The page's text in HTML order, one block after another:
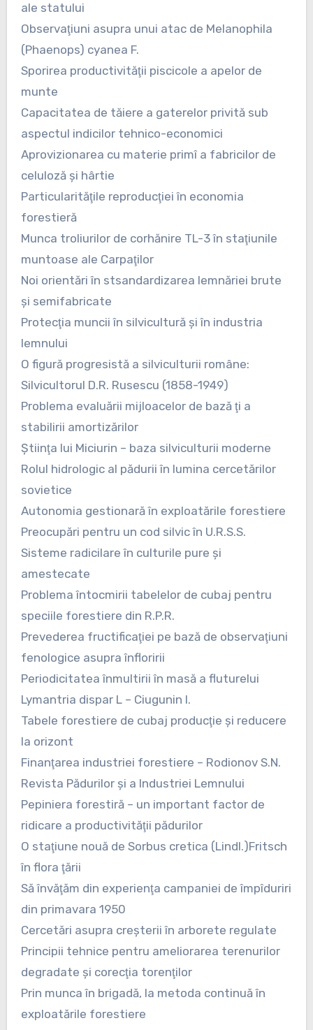
ale statului
Observaţiuni asupra unui atac de Melanophila
(Phaenops) cyanea F.
Sporirea productivităţii piscicole a apelor de
munte
Capacitatea de tăiere a gaterelor privită sub
aspectul indicilor tehnico-economici
Aprovizionarea cu materie primî a fabricilor de
celuloză şi hârtie
Particularităţile reproducţiei în economia
forestieră
Munca troliurilor de corhănire TL-3 în staţiunile
muntoase ale Carpaţilor
Noi orientări în stsandardizarea lemnăriei brute
şi semifabricate
Protecţia muncii în silvicultură şi în industria
lemnului
O figură progresistă a silviculturii române:
Silvicultorul D.R. Rusescu (1858-1949)
Problema evaluării mijloacelor de bază ţi a
stabilirii amortizărilor
Ştiinţa lui Miciurin – baza silviculturii moderne
Rolul hidrologic al pădurii în lumina cercetărilor
sovietice
Autonomia gestionară în exploatările forestiere
Preocupări pentru un cod silvic în U.R.S.S.
Sisteme radicilare în culturile pure şi
amestecate
Problema întocmirii tabelelor de cubaj pentru
speciile forestiere din R.P.R.
Prevederea fructificaţiei pe bază de observaţiuni
fenologice asupra înfloririi
Periodicitatea înmultirii în masă a fluturelui
Lymantria dispar L – Ciugunin I.
Tabele forestiere de cubaj producţie şi reducere
la orizont
Finanţarea industriei forestiere – Rodionov S.N.
Revista Pădurilor şi a Industriei Lemnului
Pepiniera forestiră – un important factor de
ridicare a productivităţii pădurilor
O staţiune nouă de Sorbus cretica (Lindl.)Fritsch
în flora ţării
Să învăţăm din experienţa campaniei de împîduriri
din primavara 1950
Cercetări asupra creşterii în arborete regulate
Principii tehnice pentru ameliorarea terenurilor
degradate şi corecţia torenţilor
Prin munca în brigadă, la metoda continuă în
exploatările forestiere